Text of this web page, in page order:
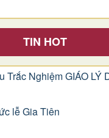
TIN HOT
Trắc Nghiệm GIÁO LÝ
lễ Gia Tiên